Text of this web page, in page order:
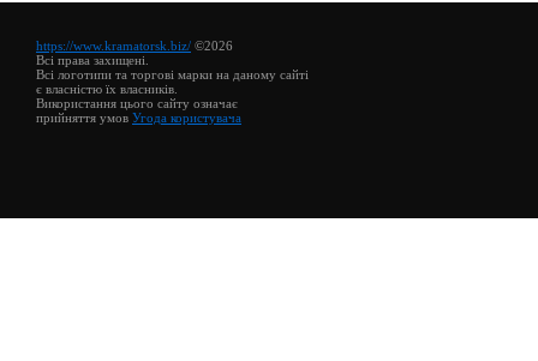
https://www.kramatorsk.biz/ ©2026
Всі права захищені.
Всі логотипи та торгові марки на даному сайті
є власністю їх власників.
Використання цього сайту означає
прийняття умов Угода користувача